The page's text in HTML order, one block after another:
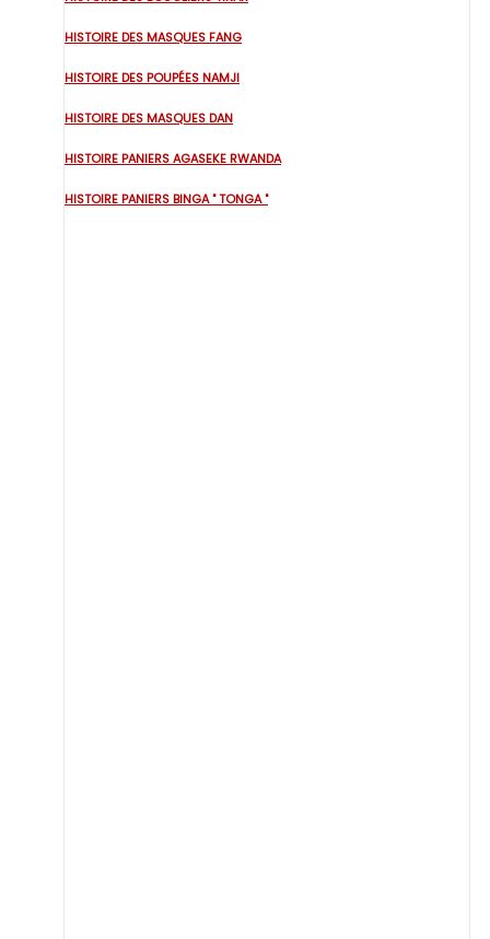
HISTOIRE DES MASQUES FANG
HISTOIRE DES POUPÉES NAMJI
HISTOIRE DES MASQUES DAN
HISTOIRE PANIERS AGASEKE RWANDA
HISTOIRE PANIERS BINGA " TONGA "